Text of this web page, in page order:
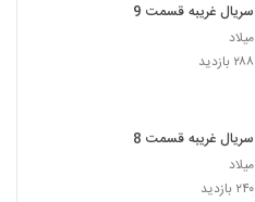
سریال غریبه قسمت 9
میلاد
۲۸۸ بازدید
سریال غریبه قسمت 8
میلاد
۲۴۰ بازدید